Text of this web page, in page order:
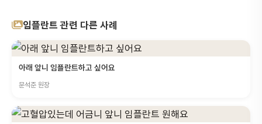
임플란트 관련 다른 사례
아래 앞니 임플란트하고 싶어요
문석준 원장